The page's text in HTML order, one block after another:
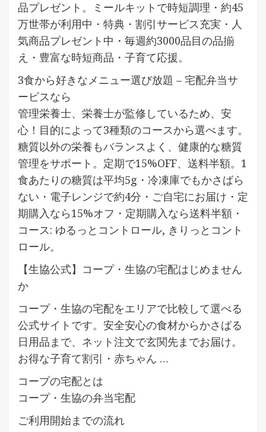
品プレゼント。ミールキットで時短調理・約45
万世帯が利用中・特典・割引サービス充実・人
気商品プレゼント中・毎週約3000品目の品揃
え・豊富な時短商品・子育て応援。
3食から好きなメニュー選び放題 – 宅配弁当サ
ービスなら
管理栄養士、栄養士が監修しているため、安
心！目的によって3種類のコースから選べます。
糖質以外の栄養もバランスよく、健康的な糖質
管理をサポート。定期で15%OFF、送料半額。1
食あたりの糖質は平均5g・冷凍庫でもかさばら
ない・電子レンジで約4分・ご自宅にお届け・定
期購入なら15%オフ・定期購入なら送料半額・
コース: ゆるっとコントロール, きりっとコント
ロール。
【生協公式】コープ・生協の宅配はじめません
か
コープ・生協の宅配をエリアで比較して選べる
公式サイトです。安全安心の食材からかさばる
日用品まで、ネット注文で玄関先までお届け。
お得な子育て割引・赤ちゃん …
コープの宅配とは
コープ・生協の弁当宅配
ご利用開始までの流れ